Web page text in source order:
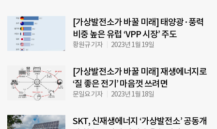
[가상발전소가 바꿀 미래] 태양광·풍력
비중 높은 유럽 ‘VPP 시장’ 주도
황원규 기자 2023년 1월 19일
[가상발전소가 바꿀 미래] 재생에너지로
‘질 좋은 전기’ 마음껏 쓰려면
문일요 기자 2023년 1월 18일
SKT, 신재생에너지 ‘가상발전소’ 공동개